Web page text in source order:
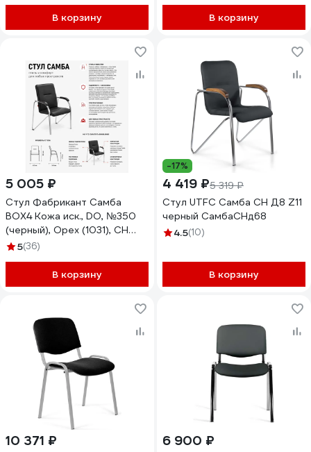
В корзину В корзину
5 005 ₽
Стул Фабрикант Самба
BOX4 Кожа иск., DO, №350
(черный), Орех (1031), CH
4610018464693
5(36)
В корзину
-17%
4 419 ₽5 319 ₽
Стул UTFC Самба CH Д8 Z11
черный СамбаСНд68
4.5(10)
В корзину
10 371 ₽ 6 900 ₽